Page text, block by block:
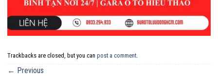
Trackbacks are closed, but you can post a comment
← Previous